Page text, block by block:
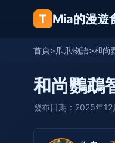
T Mia的漫遊
首頁>爪爪物語>和尚
和尚鸚鵡
發布日期：2025年12